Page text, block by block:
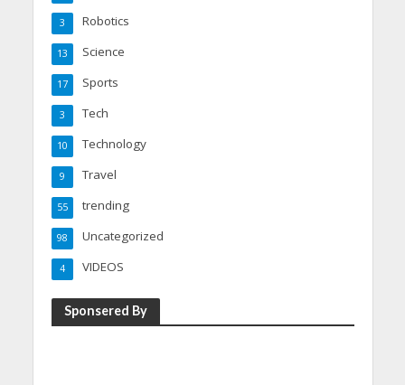
Robotics
3
Science
13
Sports
17
Tech
3
Technology
10
Travel
9
trending
55
Uncategorized
98
VIDEOS
4
Sponsered By